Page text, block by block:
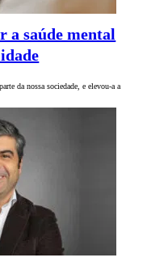
a saúde mental
da nossa sociedade, e elevou-a a